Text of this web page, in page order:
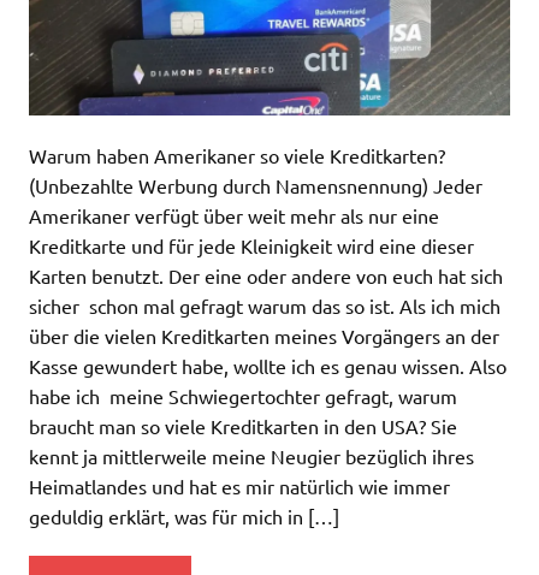
Warum haben Amerikaner so viele Kreditkarten?
(Unbezahlte Werbung durch Namensnennung) Jeder
Amerikaner verfügt über weit mehr als nur eine
Kreditkarte und für jede Kleinigkeit wird eine dieser
Karten benutzt. Der eine oder andere von euch hat sich
sicher schon mal gefragt warum das so ist. Als ich mich
über die vielen Kreditkarten meines Vorgängers an der
Kasse gewundert habe, wollte ich es genau wissen. Also
habe ich meine Schwiegertochter gefragt, warum
braucht man so viele Kreditkarten in den USA? Sie
kennt ja mittlerweile meine Neugier bezüglich ihres
Heimatlandes und hat es mir natürlich wie immer
geduldig erklärt, was für mich in […]